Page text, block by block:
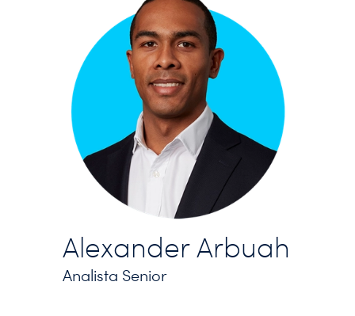
Alexander Arbuah
Analista Senior